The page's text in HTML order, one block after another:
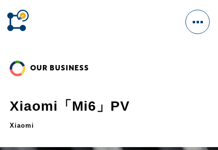
HOME
OUR BUSINESS
Xiaomi「Mi6」PV
Xiaomi